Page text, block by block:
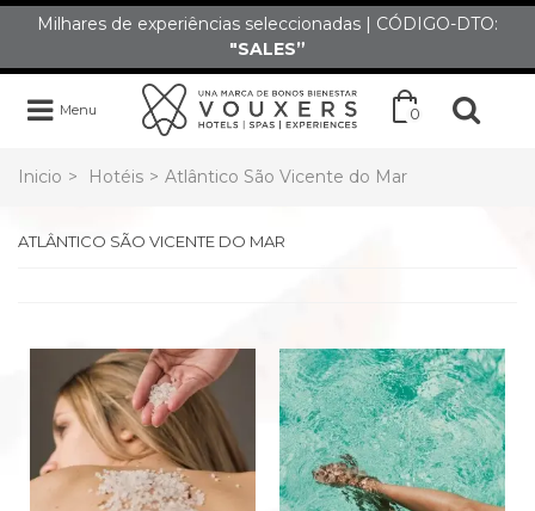
Milhares de experiências seleccionadas | CÓDIGO-DTO:
"SALES”
Menu 0
Inicio > Hotéis > Atlântico São Vicente do Mar
ATLÂNTICO SÃO VICENTE DO MAR